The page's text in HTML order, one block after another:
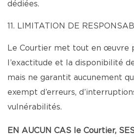
dédiées.
11. LIMITATION DE
Le Courtier met tout en œuvre
l’exactitude et la disponibilité
mais ne garantit aucunement
exempt d’erreurs,
vulnérabilités.
EN AUCUN CAS le Courtier,